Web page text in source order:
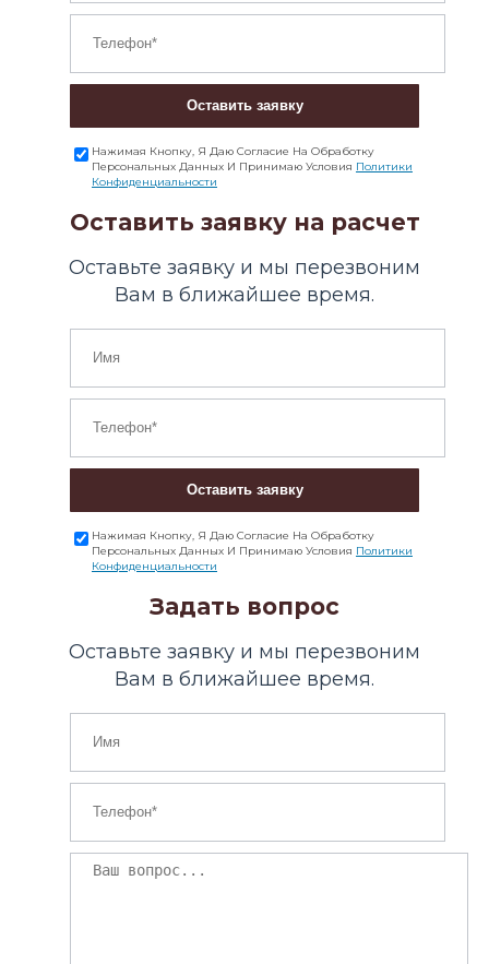
Оставить заявку
Нажимая Кнопку, Я Даю Согласие На Обработку
Персональных Данных И Принимаю Условия Политики
Конфиденциальности
Оставить заявку на расчет
Оставьте заявку и мы перезвоним
Вам в ближайшее время.
Оставить заявку
Нажимая Кнопку, Я Даю Согласие На Обработку
Персональных Данных И Принимаю Условия Политики
Конфиденциальности
Задать вопрос
Оставьте заявку и мы перезвоним
Вам в ближайшее время.